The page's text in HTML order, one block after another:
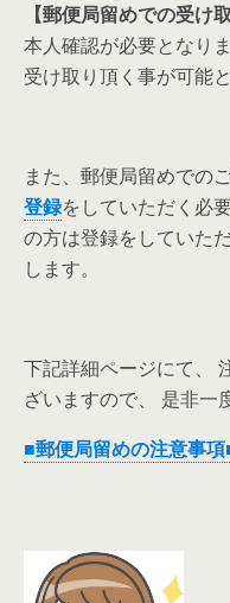
【郵便局留めでの受け取
本人確認が必要となり
受け取り頂く事が可能
また、郵便局留めでの
登録をしていただく必
の方は登録をしていた
します。
下記詳細ページにて、
ざいますので、 是非一
■郵便局留めの注意事項